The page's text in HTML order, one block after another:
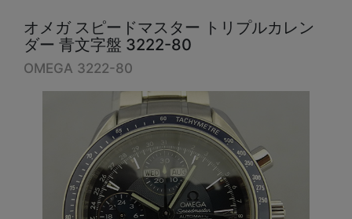
オメガ スピードマスター トリプルカレン
ダー 青文字盤 3222-80
OMEGA 3222-80